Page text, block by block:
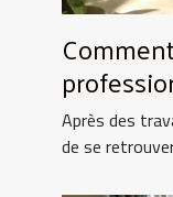
espace
Après des
de se